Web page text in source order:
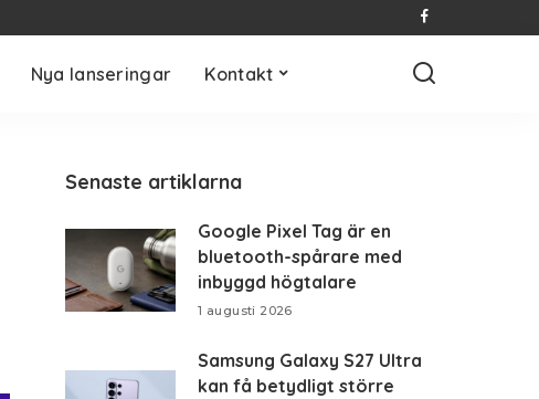
Nya lanseringar Kontakt
Senaste artiklarna
Google Pixel Tag är en
bluetooth-spårare med
inbyggd högtalare
1 augusti 2026
Samsung Galaxy S27 Ultra
kan få betydligt större